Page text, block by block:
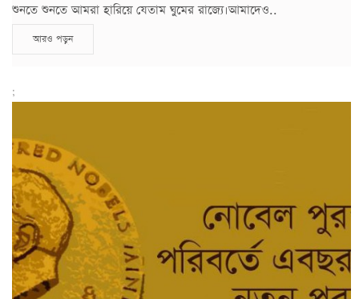
শুনতে শুনতে আমরা হারিয়ে যেতাম ঘুমের রাজ্যে।আমাদেও..
আরও পড়ুন
;